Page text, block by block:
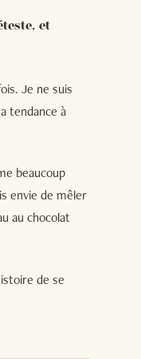
et
Je ne suis
tendance à
beaucoup
envie de mêler
au chocolat
de se